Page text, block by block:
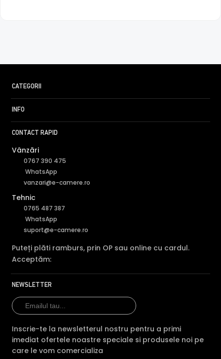
CATEGORII
INFO
CONTACT RAPID
Vânzări
0767 390 475
WhatsApp
vanzari@e-camere.ro
Tehnic
0765 487 387
WhatsApp
suport@e-camere.ro
Puteți plăti ramburs, prin OP sau online cu cardul.
Acceptăm:
NEWSLETTER
Inscrie-te la newsletterul nostru pentru a primi
imediat ofertele noastre speciale si produsele noi pe
care le vom comercializa